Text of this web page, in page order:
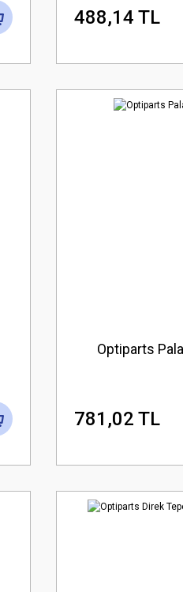
488,14 TL
Optiparts
781,02 TL